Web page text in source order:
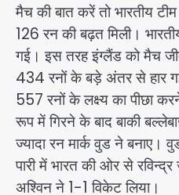
मैच की बात करें तो भारतीय
126 रन की बढ़त मिली।
गई। इस तरह इंग्लैंड को मैच
434 रनों के बड़े अंतर से हार
557 रनों के लक्ष्य का पीछा
रूप में गिरने के बाद बाकी
ज्यादा रन मार्क वुड ने
पारी में भारत की ओर से
अश्विन ने 1-1 विकेट लिया।